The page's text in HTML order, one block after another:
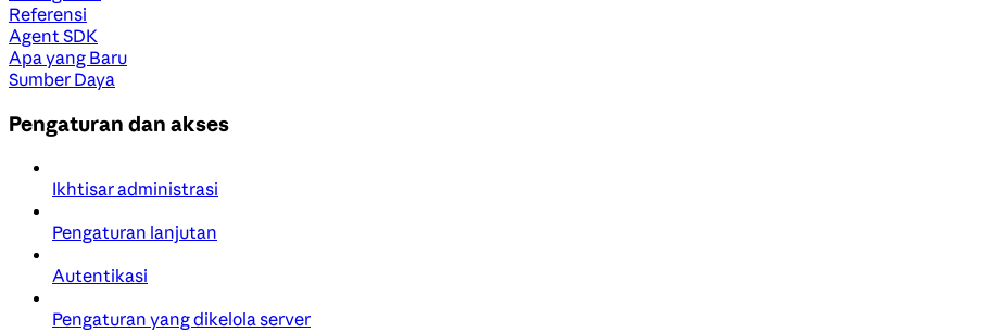
Referensi
Agent SDK
Apa yang Baru
Sumber Daya
Pengaturan dan akses
Ikhtisar administrasi
Pengaturan lanjutan
Autentikasi
Pengaturan yang dikelola server